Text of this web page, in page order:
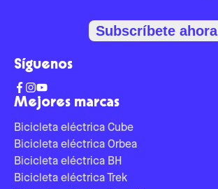
Mejores marcas
Bicicleta eléctrica Cube
Bicicleta eléctrica Orbea
Bicicleta eléctrica BH
Bicicleta eléctrica Trek
Subscríbete ahora
Síguenos